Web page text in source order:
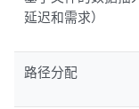
延迟和需求）
路径分配